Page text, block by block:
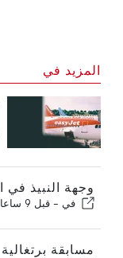
المزيد في
وجهة النبيذ في
في - قبل 9 ساعات
مسابقة